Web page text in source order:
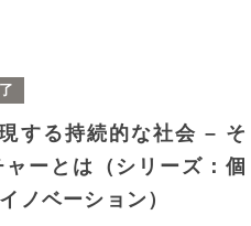
する持続的な社会 – そ
ーとは（シリーズ：個
ノベーション）